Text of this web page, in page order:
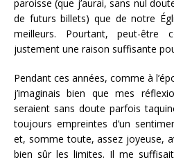
paroisse (que j’aurai, sans nul
de futurs billets) que de notre
meilleurs. Pourtant, peut-être
justement une raison suffisante
Pendant ces années, comme à
j’imaginais bien que mes
seraient sans doute parfois
toujours empreintes d’un
et, somme toute, assez joyeuse,
bien sûr les limites. Il me